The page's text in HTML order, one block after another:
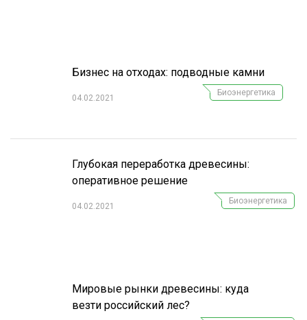
Бизнес на отходах: подводные камни
04.02.2021
Биоэнергетика
Глубокая переработка древесины:
оперативное решение
04.02.2021
Биоэнергетика
Мировые рынки древесины: куда
везти российский лес?